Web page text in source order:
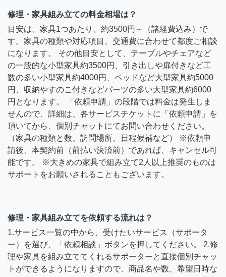
修理・家具組み立ての料金相場は？
目安は、家具1つあたり、約3500円～（諸経費込み）で
す。家具の種類や対応項目、交通費に合わせて都度ご相談
になります。 その他目安として、テーブルやチェアなど
の一般的な小型家具約3500円、引き出しや扉付きなど工
数の多い小型家具約4000円、ベッドなど大型家具約5000
円、収納やすのこ付きなどパーツの多い大型家具約6000
円となります。 「依頼申請」の段階では料金は発生しま
せんので、詳細は、各サービスチケットに「依頼申請」を
頂いてから、個別チャットにてお問い合わせください。
（家具の種類と数、訪問場所、日程候補など） ※依頼申
請後、本契約前（前払い決済前）であれば、キャンセル可
能です。 ※大きめの家具で組み立て2人以上推奨のものは
サポートをお願いされることもございます。
修理・家具組み立てを依頼する流れは？
1.サービス一覧の中から、受けたいサービス（サポータ
ー）を選び、「依頼相談」ボタンを押してください。 2.修
理や家具を組み立ててくれるサポーターと直接個別チャッ
トができるようになりますので、商品名や数、希望日時な